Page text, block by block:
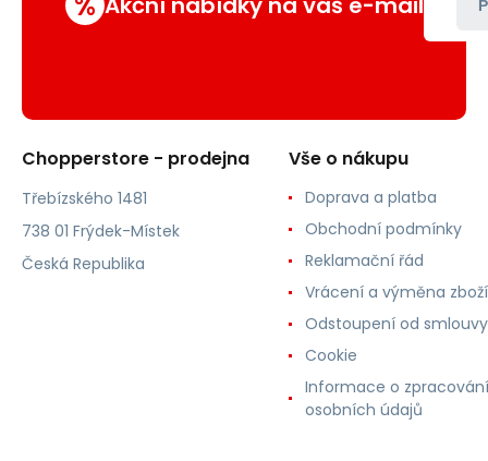
Chopperstore - prodejna
Třebízského 1481
738 01 Frýdek-Místek
Česká Republika
Vše o nákupu
Doprava a platba
Obchodní podmínky
Reklamační řád
Vrácení a výměna zboží
Odstoupení od smlouvy
Cookie
Informace o zpracování
osobních údajů